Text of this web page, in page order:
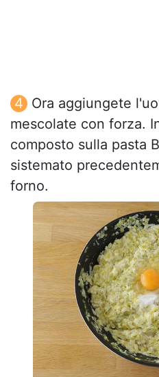
Ora aggiungete
mescolate con forza.
composto sulla pasta
sistemato
forno.